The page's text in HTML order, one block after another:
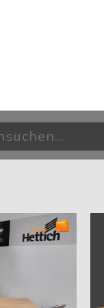
überspringen